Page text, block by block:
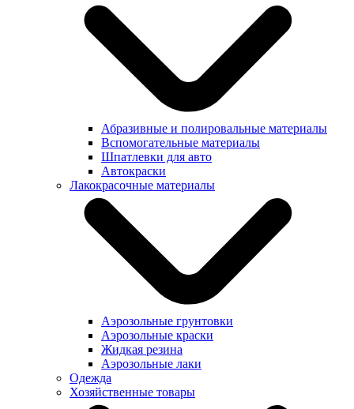
Абразивные и полировальные материалы
Вспомогательные материалы
Шпатлевки для авто
Автокраски
Лакокрасочные материалы
Аэрозольные грунтовки
Аэрозольные краски
Жидкая резина
Аэрозольные лаки
Одежда
Хозяйственные товары